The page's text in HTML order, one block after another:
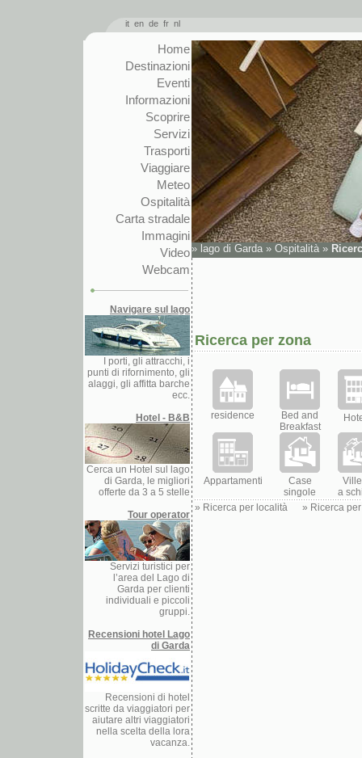
it en de fr nl
Home
Destinazioni
Eventi
Informazioni
Scoprire
Servizi
Trasporti
Viaggiare
Meteo
Ospitalità
Carta stradale
Immagini
Video
Webcam
Navigare sul lago
I porti, gli attracchi, i
punti di rifornimento, gli
alaggi, gli affitta barche
ecc.
Hotel - B&B
Cerca un Hotel sul lago
di Garda, le migliori
offerte da 3 a 5 stelle
Tour operator
Servizi turistici per
l’area del Lago di
Garda per clienti
individuali e piccoli
gruppi.
Recensioni hotel Lago
di Garda
Recensioni di hotel
scritte da viaggiatori per
aiutare altri viaggiatori
nella scelta della lora
vacanza.
» lago di Garda » Ospitalità »
Ricerca per zona
residence
Bed and
Breakfast
Appartamenti
Case
singole
a
» Ricerca per località » Ricerca